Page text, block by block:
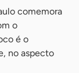
comemora
o
é o
no aspecto